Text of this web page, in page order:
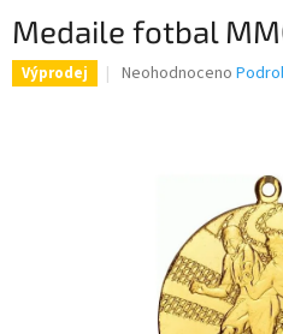
Medaile fotbal
Výprodej
Průměrné
hvězdiček.
Neohodnoceno